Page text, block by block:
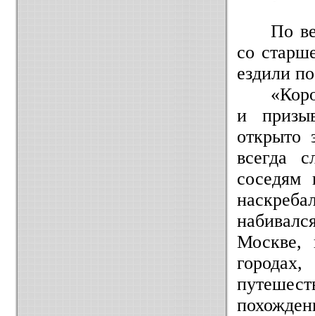
По
со
ездили
и
открыто
всегда
соседям
Москве,